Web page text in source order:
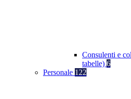
Consulenti e
tabelle) 6
Personale 122